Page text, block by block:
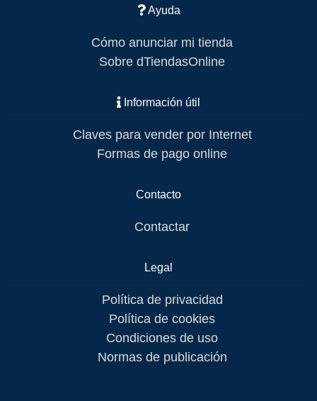
Ayuda
Cómo anunciar mi tienda
Sobre dTiendasOnline
Información útil
Claves para vender por Internet
Formas de pago online
Contacto
Contactar
Legal
Política de privacidad
Política de cookies
Condiciones de uso
Normas de publicación